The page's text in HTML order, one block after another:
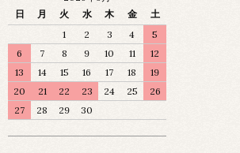
日
月 火 水 木 金
土
1
2 3 4
5
6
7 8 9 10 11
12
13
14 15 16 17 18
19
20
21 22 23 24 25
26
27
28 29 30